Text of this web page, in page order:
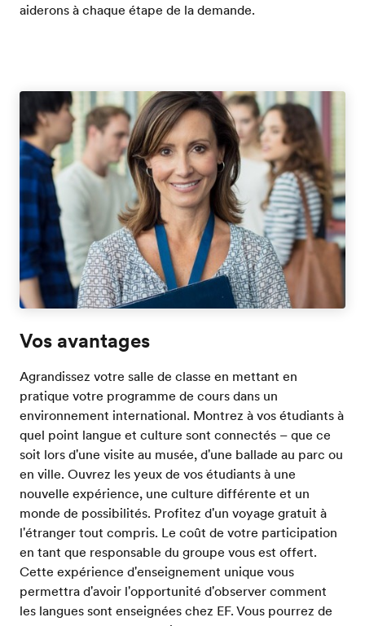
aiderons à chaque étape de la demande.
Vos avantages
Agrandissez votre salle de classe en mettant en
pratique votre programme de cours dans un
environnement international. Montrez à vos étudiants à
quel point langue et culture sont connectés – que ce
soit lors d'une visite au musée, d'une ballade au parc ou
en ville. Ouvrez les yeux de vos étudiants à une
nouvelle expérience, une culture différente et un
monde de possibilités. Profitez d'un voyage gratuit à
l'étranger tout compris. Le coût de votre participation
en tant que responsable du groupe vous est offert.
Cette expérience d'enseignement unique vous
permettra d'avoir l'opportunité d'observer comment
les langues sont enseignées chez EF. Vous pourrez de